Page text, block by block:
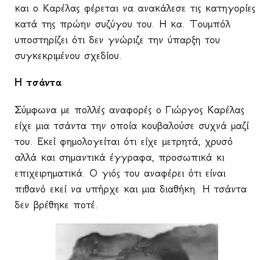
και ο Καρέλας φέρεται να ανακάλεσε τις κατηγορίες
κατά της πρώην συζύγου του. Η κα. Τουμπόλ
υποστηρίζει ότι δεν γνώριζε την ύπαρξη του
συγκεκριμένου σχεδίου.
Η τσάντα
Σύμφωνα με πολλές αναφορές ο Γιώργος Καρέλας
είχε μια τσάντα την οποία κουβαλούσε συχνά μαζί
του. Εκεί φημολογείται ότι είχε μετρητά, χρυσό
αλλά και σημαντικά έγγραφα, προσωπικά κι
επιχειρηματικά. Ο γιός του αναφέρει ότι είναι
πιθανό εκεί να υπήρχε και μια διαθήκη. Η τσάντα
δεν βρέθηκε ποτέ.